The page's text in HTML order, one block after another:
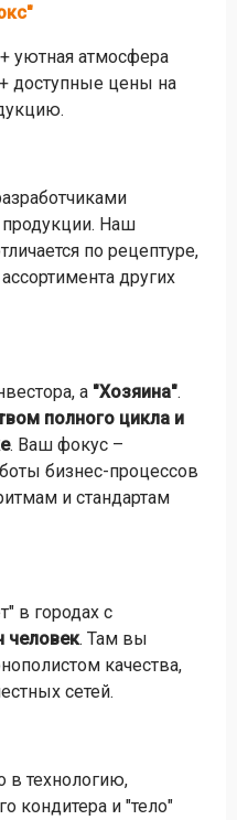
уютная атмосфера
доступные цены на
продукции. Наш
по рецептуре,
других
а "Хозяина".
полного цикла и
. Ваш фокус –
бизнес-процессов
и стандартам
в городах с
человек. Там вы
качества,
сетей.
в технологию,
кондитера и "тело"